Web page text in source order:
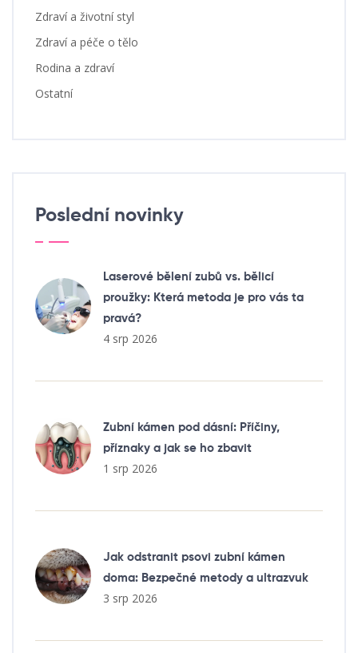
Zdraví a životní styl
Zdraví a péče o tělo
Rodina a zdraví
Ostatní
Poslední novinky
Laserové bělení zubů vs. bělicí
proužky: Která metoda je pro vás ta
pravá?
4 srp 2026
Zubní kámen pod dásní: Příčiny,
příznaky a jak se ho zbavit
1 srp 2026
Jak odstranit psovi zubní kámen
doma: Bezpečné metody a ultrazvuk
3 srp 2026